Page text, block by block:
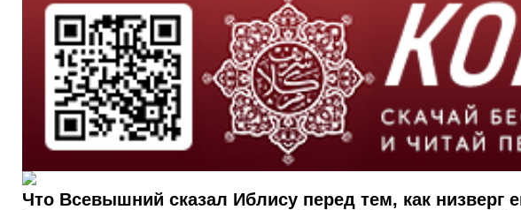
Что Всевышний сказал Иблису перед тем, как низверг